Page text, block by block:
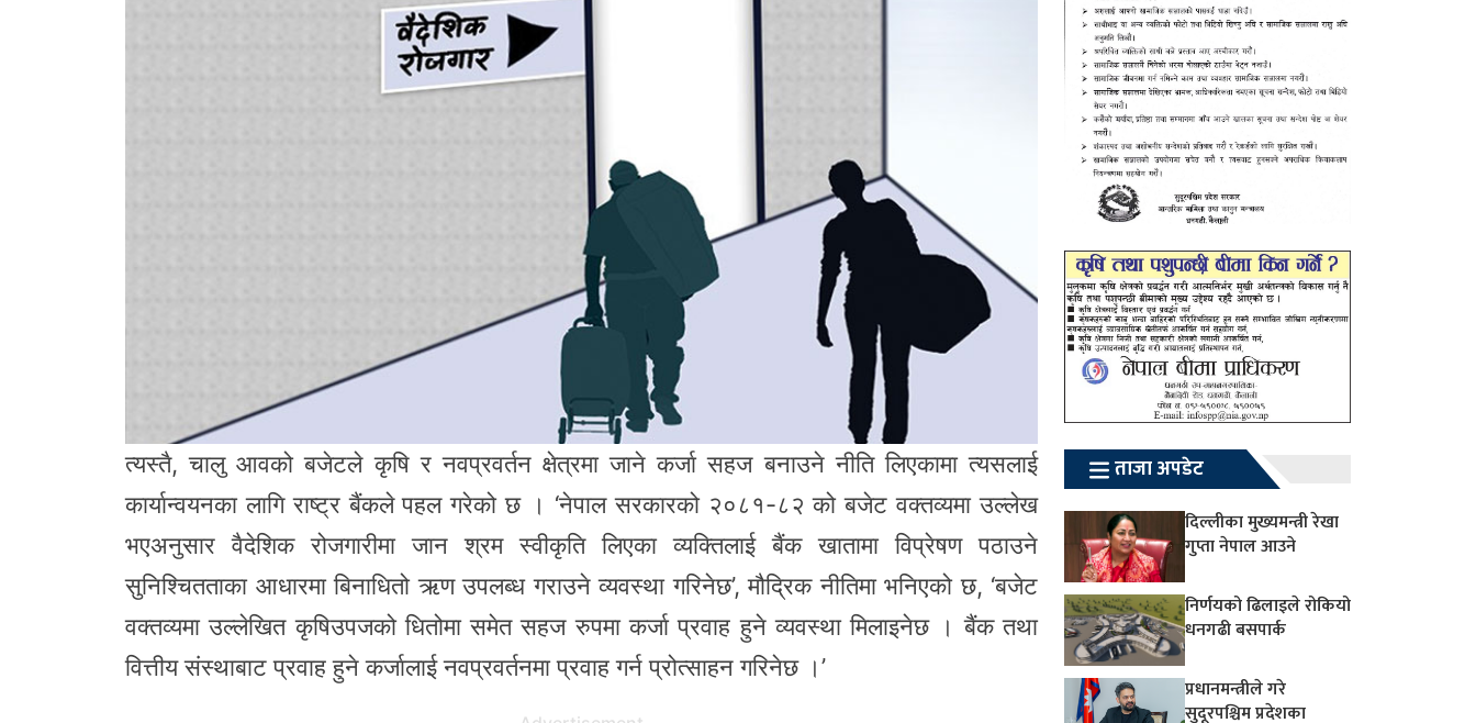
त्यस्तै, चालु आवको बजेटले कृषि र नवप्रवर्तन क्षेत्रमा जाने कर्जा सहज बनाउने नीति लिएकामा त्यसलाई
कार्यान्वयनका लागि राष्ट्र बैंकले पहल गरेको छ । ‘नेपाल सरकारको २०८१-८२ को बजेट वक्तव्यमा उल्लेख
भएअनुसार वैदेशिक रोजगारीमा जान श्रम स्वीकृति लिएका व्यक्तिलाई बैंक खातामा विप्रेषण पठाउने
सुनिश्चितताका आधारमा बिनाधितो ऋण उपलब्ध गराउने व्यवस्था गरिनेछ’, मौद्रिक नीतिमा भनिएको छ, ‘बजेट
वक्तव्यमा उल्लेखित कृषिउपजको धितोमा समेत सहज रुपमा कर्जा प्रवाह हुने व्यवस्था मिलाइनेछ । बैंक तथा
वित्तीय संस्थाबाट प्रवाह हुने कर्जालाई नवप्रवर्तनमा प्रवाह गर्न प्रोत्साहन गरिनेछ ।’
ताजा अपडेट
दिल्लीका मुख्यमन्त्री रेखा
गुप्ता नेपाल आउने
निर्णयको ढिलाइले रोकियो
धनगढी बसपार्क
प्रधानमन्त्रीले गरे
सुदूरपश्चिम प्रदेशका